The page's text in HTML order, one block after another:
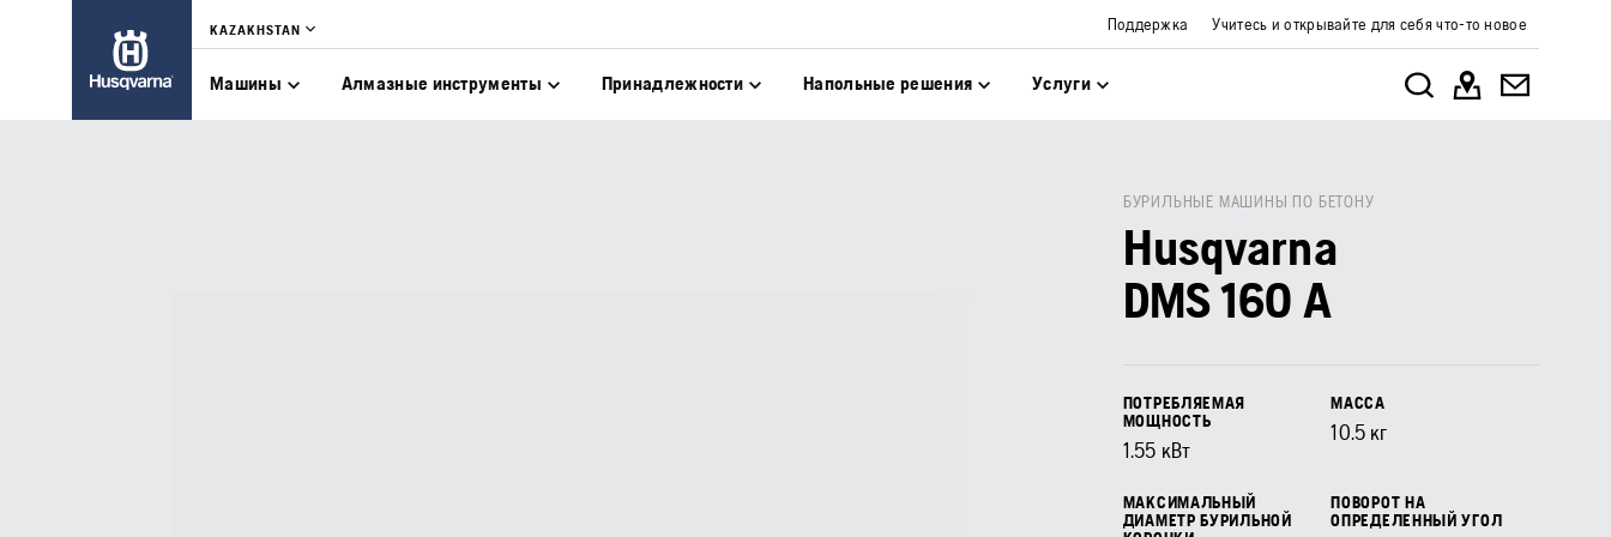
KAZAKHSTAN Поддержка Учитесь и открывайте для себя что-то новое
Машины Алмазные инструменты Принадлежности Напольные решения Услуги
БУРИЛЬНЫЕ МАШИНЫ ПО БЕТОНУ
Husqvarna
DMS 160 A
ПОТРЕБЛЯЕМАЯ
МОЩНОСТЬ
1.55 кВт
МАССА
10.5 кг
МАКСИМАЛЬНЫЙ
ДИАМЕТР БУРИЛЬНОЙ
ПОВОРОТ НА
ОПРЕДЕЛЕННЫЙ УГОЛ